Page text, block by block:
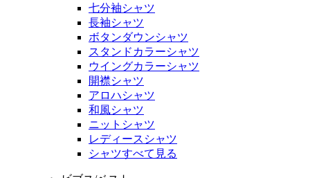
七分袖シャツ
長袖シャツ
ボタンダウンシャツ
スタンドカラーシャツ
ウイングカラーシャツ
開襟シャツ
アロハシャツ
和風シャツ
ニットシャツ
レディースシャツ
シャツすべて見る